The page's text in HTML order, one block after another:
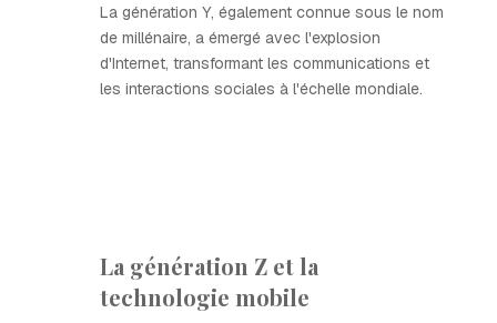
La génération Y, également connue sous le nom
de millénaire, a émergé avec l'explosion
d'Internet, transformant les communications et
les interactions sociales à l'échelle mondiale.
La génération Z et la
technologie mobile